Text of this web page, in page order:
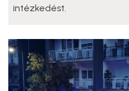
intézkedést.